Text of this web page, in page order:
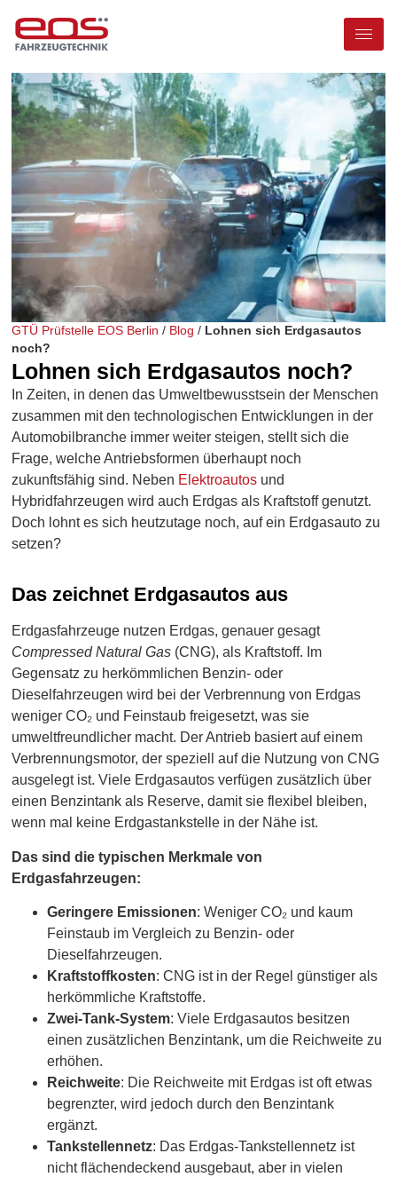
GTÜ Prüfstelle EOS Berlin / Blog / Lohnen sich Erdgasautos
noch?
Lohnen sich Erdgasautos noch?
In Zeiten, in denen das Umweltbewusstsein der Menschen
zusammen mit den technologischen Entwicklungen in der
Automobilbranche immer weiter steigen, stellt sich die
Frage, welche Antriebsformen überhaupt noch
zukunftsfähig sind. Neben Elektroautos und
Hybridfahrzeugen wird auch Erdgas als Kraftstoff genutzt.
Doch lohnt es sich heutzutage noch, auf ein Erdgasauto zu
setzen?
Das zeichnet Erdgasautos aus
Erdgasfahrzeuge nutzen Erdgas, genauer gesagt
Compressed Natural Gas (CNG), als Kraftstoff. Im
Gegensatz zu herkömmlichen Benzin- oder
Dieselfahrzeugen wird bei der Verbrennung von Erdgas
weniger CO₂ und Feinstaub freigesetzt, was sie
umweltfreundlicher macht. Der Antrieb basiert auf einem
Verbrennungsmotor, der speziell auf die Nutzung von CNG
ausgelegt ist. Viele Erdgasautos verfügen zusätzlich über
einen Benzintank als Reserve, damit sie flexibel bleiben,
wenn mal keine Erdgastankstelle in der Nähe ist.
Das sind die typischen Merkmale von
Erdgasfahrzeugen:
Geringere Emissionen: Weniger CO₂ und kaum
Feinstaub im Vergleich zu Benzin- oder
Dieselfahrzeugen.
Kraftstoffkosten: CNG ist in der Regel günstiger als
herkömmliche Kraftstoffe.
Zwei-Tank-System: Viele Erdgasautos besitzen
einen zusätzlichen Benzintank, um die Reichweite zu
erhöhen.
Reichweite: Die Reichweite mit Erdgas ist oft etwas
begrenzter, wird jedoch durch den Benzintank
ergänzt.
Tankstellennetz: Das Erdgas-Tankstellennetz ist
nicht flächendeckend ausgebaut, aber in vielen